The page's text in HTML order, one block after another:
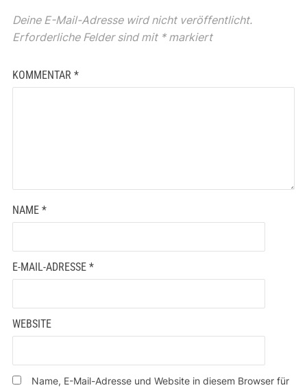
Deine E-Mail-Adresse wird nicht veröffentlicht.
Erforderliche Felder sind mit *markiert
KOMMENTAR *
NAME *
E-MAIL-ADRESSE *
WEBSITE
Name, E-Mail-Adresse und Website in diesem Browser für